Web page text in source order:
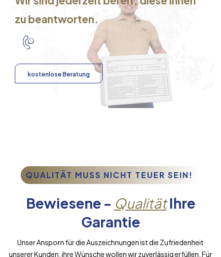
zu beantworten.
kostenlose Beratung
QUALITÄT MUSS NICHT TEUER SEIN!
Bewiesene - QualitätIhre
Garantie
Unser Ansporn für die Auszeichnungen ist die Zufriedenheit
unserer Kunden, ihre Wünsche wollen wir zuverlässig erfüllen. Für